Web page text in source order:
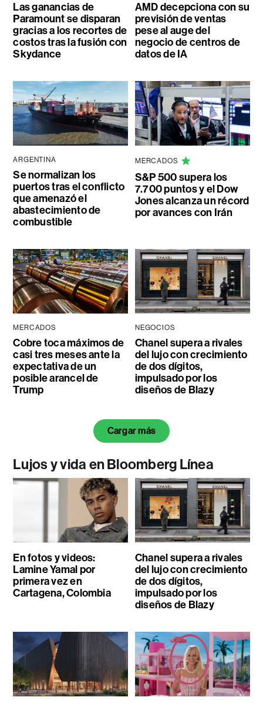
Las ganancias de
Paramount se disparan
gracias a los recortes de
costos tras la fusión con
Skydance
AMD decepciona con su
previsión de ventas
pese al auge del
negocio de centros de
datos de IA
ARGENTINA
Se normalizan los
puertos tras el conflicto
que amenazó el
abastecimiento de
combustible
MERCADOS
S&P 500 supera los
7.700 puntos y el Dow
Jones alcanza un récord
por avances con Irán
MERCADOS
Cobre toca máximos de
casi tres meses ante la
expectativa de un
posible arancel de
Trump
NEGOCIOS
Chanel supera a rivales
del lujo con crecimiento
de dos dígitos,
impulsado por los
diseños de Blazy
Cargar más
Lujos y vida en Bloomberg Línea
En fotos y videos:
Lamine Yamal por
primera vez en
Cartagena, Colombia
Chanel supera a rivales
del lujo con crecimiento
de dos dígitos,
impulsado por los
diseños de Blazy